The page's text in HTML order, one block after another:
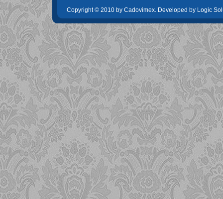
Copyright © 2010 by Cadovimex. Developed by Logic